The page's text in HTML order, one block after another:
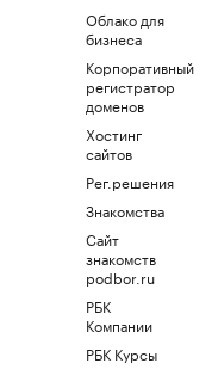
Облако для
бизнеса
Корпоративный
регистратор
доменов
Хостинг
сайтов
Рег.решения
Знакомства
Сайт
знакомств
podbor.ru
РБК
Компании
РБК Курсы